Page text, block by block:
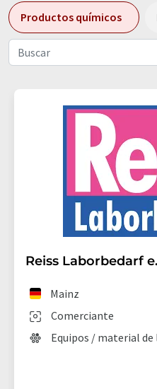
Productos químicos
Reiss Laborbedarf
Comerciante
Mainz
Equipos / material